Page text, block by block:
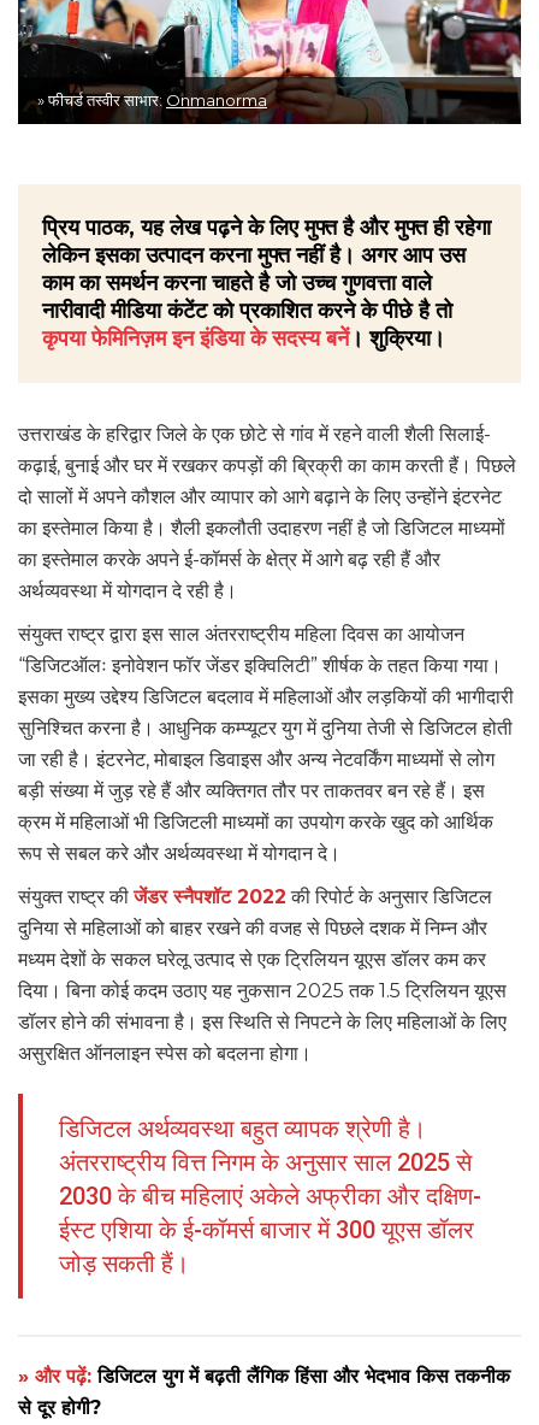
» फीचर्ड तस्वीर साभार: Onmanorma
प्रिय पाठक, यह लेख पढ़ने के लिए मुफ्त है और मुफ्त ही रहेगा
लेकिन इसका उत्पादन करना मुफ्त नहीं है। अगर आप उस
काम का समर्थन करना चाहते है जो उच्च गुणवत्ता वाले
नारीवादी मीडिया कंटेंट को प्रकाशित करने के पीछे है तो
कृपया फेमिनिज़म इन इंडिया के सदस्य बनें। शुक्रिया।
उत्तराखंड के हरिद्वार जिले के एक छोटे से गांव में रहने वाली शैली सिलाई-
कढ़ाई, बुनाई और घर में रखकर कपड़ों की ब्रिक्री का काम करती हैं। पिछले
दो सालों में अपने कौशल और व्यापार को आगे बढ़ाने के लिए उन्होंने इंटरनेट
का इस्तेमाल किया है। शैली इकलौती उदाहरण नहीं है जो डिजिटल माध्यमों
का इस्तेमाल करके अपने ई-कॉमर्स के क्षेत्र में आगे बढ़ रही हैं और
अर्थव्यवस्था में योगदान दे रही है।
संयुक्त राष्ट्र द्वारा इस साल अंतरराष्ट्रीय महिला दिवस का आयोजन
“डिजिटऑलः इनोवेशन फॉर जेंडर इक्विलिटी” शीर्षक के तहत किया गया।
इसका मुख्य उद्देश्य डिजिटल बदलाव में महिलाओं और लड़कियों की भागीदारी
सुनिश्चित करना है। आधुनिक कम्प्यूटर युग में दुनिया तेजी से डिजिटल होती
जा रही है। इंटरनेट, मोबाइल डिवाइस और अन्य नेटवर्किंग माध्यमों से लोग
बड़ी संख्या में जुड़ रहे हैं और व्यक्तिगत तौर पर ताकतवर बन रहे हैं। इस
क्रम में महिलाओं भी डिजिटली माध्यमों का उपयोग करके खुद को आर्थिक
रूप से सबल करे और अर्थव्यवस्था में योगदान दे।
संयुक्त राष्ट्र कीजेंडर स्नैपशॉट 2022 की रिपोर्ट के अनुसार डिजिटल
दुनिया से महिलाओं को बाहर रखने की वजह से पिछले दशक में निम्न और
मध्यम देशों के सकल घरेलू उत्पाद से एक ट्रिलियन यूएस डॉलर कम कर
दिया। बिना कोई कदम उठाए यह नुकसान 2025 तक 1.5 ट्रिलियन यूएस
डॉलर होने की संभावना है। इस स्थिति से निपटने के लिए महिलाओं के लिए
असुरक्षित ऑनलाइन स्पेस को बदलना होगा।
डिजिटल अर्थव्यवस्था बहुत व्यापक श्रेणी है।
अंतरराष्ट्रीय वित्त निगम के अनुसार साल 2025 से
2030 के बीच महिलाएं अकेले अफ्रीका और दक्षिण-
ईस्ट एशिया के ई-कॉमर्स बाजार में 300 यूएस डॉलर
जोड़ सकती हैं।
» और पढ़ें:डिजिटल युग में बढ़ती लैंगिक हिंसा और भेदभाव किस तकनीक
से दूर होगी?